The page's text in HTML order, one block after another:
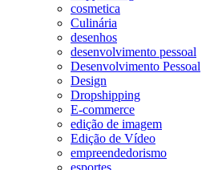
cosmetica
Culinária
desenhos
desenvolvimento pessoal
Desenvolvimento Pessoal
Design
Dropshipping
E-commerce
edição de imagem
Edição de Vídeo
empreendedorismo
esportes